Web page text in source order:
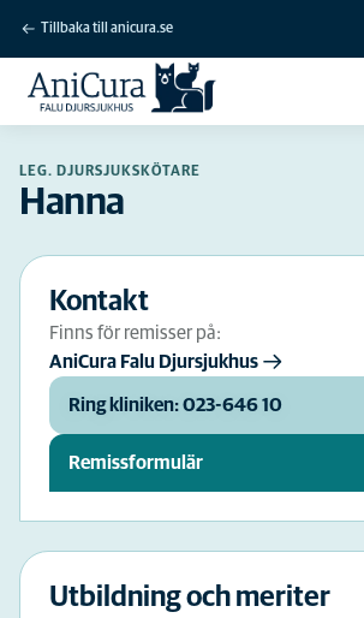
Tillbaka till anicura.se
LEG. DJURSJUKSKÖTARE
Hanna
Kontakt
Finns för remisser på:
AniCura Falu Djursjukhus
Ring kliniken: 023-646 10
Remissformulär
Utbildning och meriter